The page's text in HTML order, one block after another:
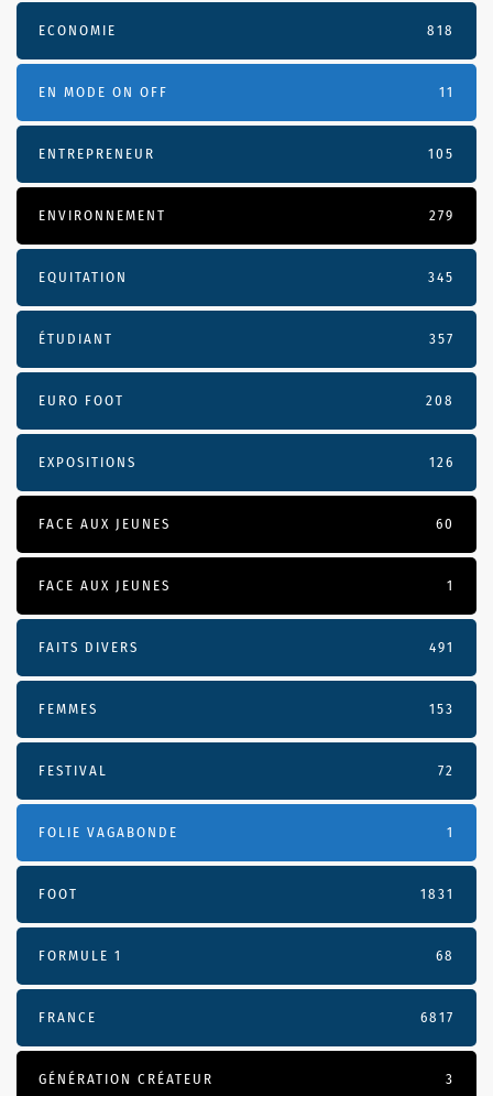
ECONOMIE 818
EN MODE ON OFF 11
ENTREPRENEUR 105
ENVIRONNEMENT 279
EQUITATION 345
ÉTUDIANT 357
EURO FOOT 208
EXPOSITIONS 126
FACE AUX JEUNES 60
FACE AUX JEUNES 1
FAITS DIVERS 491
FEMMES 153
FESTIVAL 72
FOLIE VAGABONDE 1
FOOT 1831
FORMULE 1 68
FRANCE 6817
GÉNÉRATION CRÉATEUR 3